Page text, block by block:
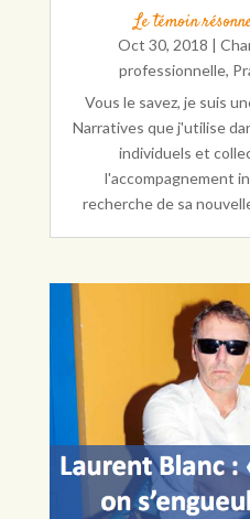
Le témoin
Oct 30, 2018 |
professionnelle,
Vous le savez, je suis
Narratives que j'utilise
individuels et
l'accompagnement
recherche de sa